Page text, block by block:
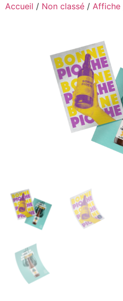
Accueil / Non classé / Affiche